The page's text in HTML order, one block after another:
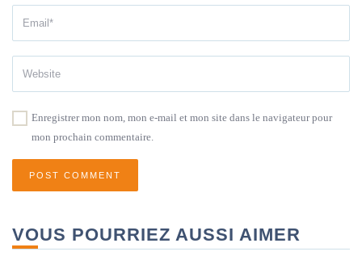
Enregistrer mon nom, mon e-mail et mon site dans le navigateur pour
mon prochain commentaire.
VOUS POURRIEZ AUSSI AIMER